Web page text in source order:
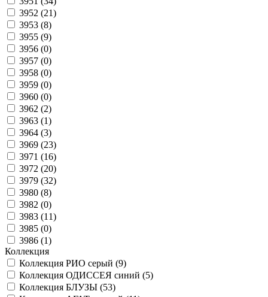
3952 (21)
3953 (8)
3955 (9)
3956 (0)
3957 (0)
3958 (0)
3959 (0)
3960 (0)
3962 (2)
3963 (1)
3964 (3)
3969 (23)
3971 (16)
3972 (20)
3979 (32)
3980 (8)
3982 (0)
3983 (11)
3985 (0)
3986 (1)
Коллекция
Коллекция РИО серый (9)
Коллекция ОДИССЕЯ синий (5)
Коллекция БЛУЗЫ (53)